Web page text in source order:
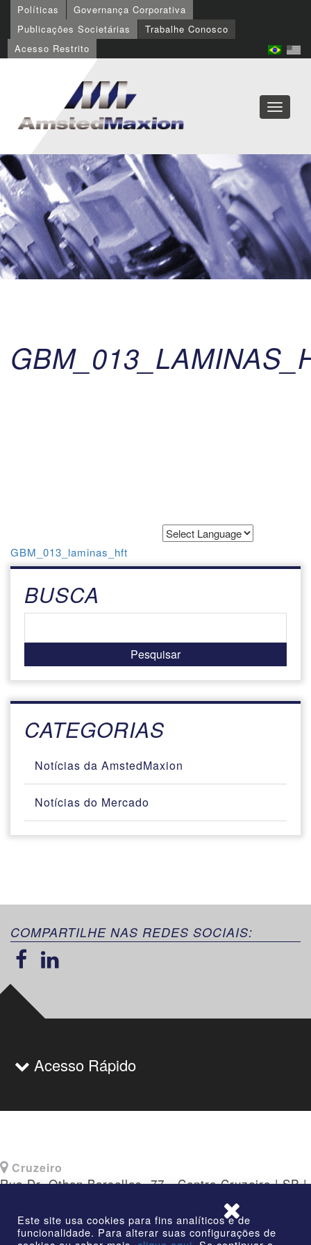
Políticas
Governança Corporativa
Publicações Societárias
Trabalhe Conosco
Acesso Restrito
GBM_013_laminas_hft
BUSCA
CATEGORIAS
Notícias da AmstedMaxion
Notícias do Mercado
COMPARTILHE NAS REDES SOCIAIS:
Acesso Rápido
Cruzeiro
Rua Dr. Othon Barcellos, 77 - Centro Cruzeiro | SP |
Este site usa cookies para fins analíticos e de
funcionalidade. Para alterar suas configurações de